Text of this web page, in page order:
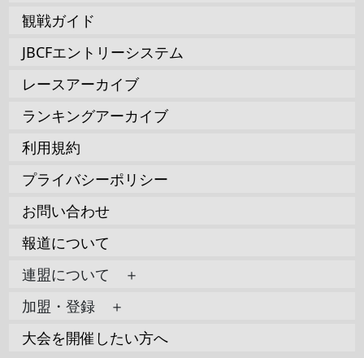
観戦ガイド
JBCFエントリーシステム
レースアーカイブ
ランキングアーカイブ
利用規約
プライバシーポリシー
お問い合わせ
報道について
連盟について ＋
加盟・登録 ＋
大会を開催したい方へ